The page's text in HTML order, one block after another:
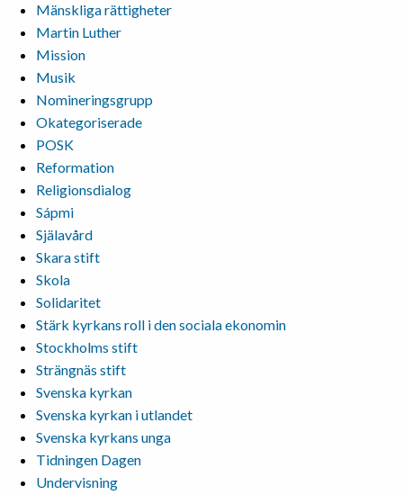
Mänskliga rättigheter
Martin Luther
Mission
Musik
Nomineringsgrupp
Okategoriserade
POSK
Reformation
Religionsdialog
Sápmi
Själavård
Skara stift
Skola
Solidaritet
Stärk kyrkans roll i den sociala ekonomin
Stockholms stift
Strängnäs stift
Svenska kyrkan
Svenska kyrkan i utlandet
Svenska kyrkans unga
Tidningen Dagen
Undervisning